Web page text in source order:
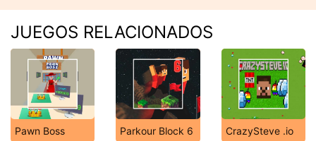
JUEGOS RELACIONADOS
Pawn Boss Parkour Block 6 CrazySteve .io